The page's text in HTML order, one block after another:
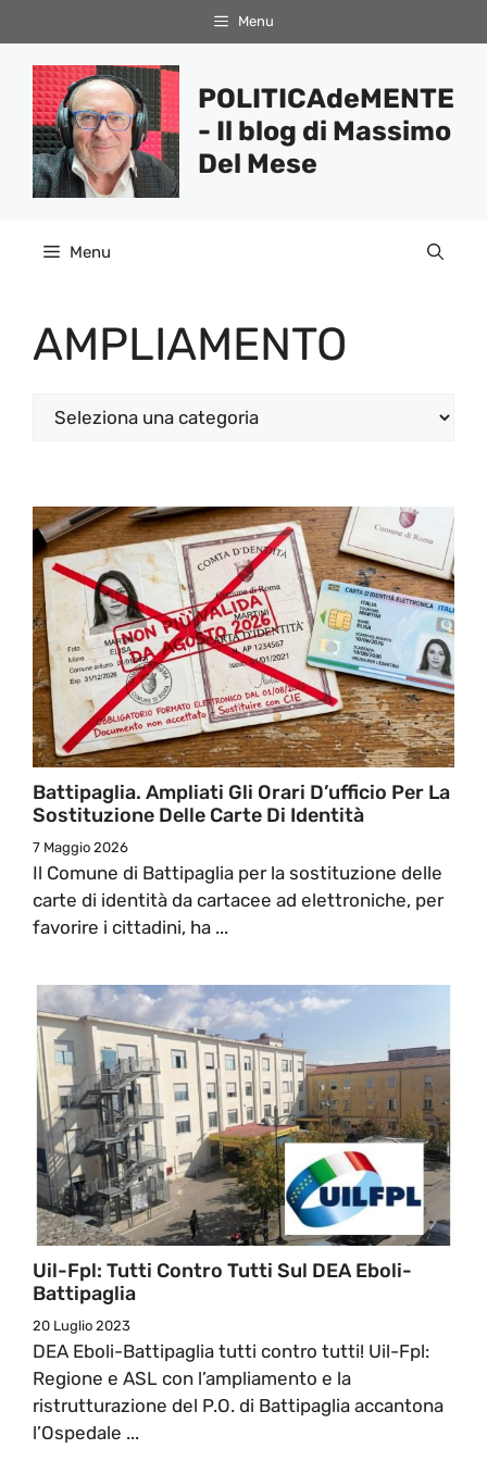
al
contenuto
Menu
POLITICAdeMENTE
- Il blog di Massimo
Del Mese
Menu
AMPLIAMENTO
Categorie
Battipaglia. Ampliati Gli Orari D’ufficio Per La
Sostituzione Delle Carte Di Identità
7 Maggio 2026
Il Comune di Battipaglia per la sostituzione delle
carte di identità da cartacee ad elettroniche, per
favorire i cittadini, ha ...
Uil-Fpl: Tutti Contro Tutti Sul DEA Eboli-
Battipaglia
20 Luglio 2023
DEA Eboli-Battipaglia tutti contro tutti! Uil-Fpl:
Regione e ASL con l’ampliamento e la
ristrutturazione del P.O. di Battipaglia accantona
l’Ospedale ...